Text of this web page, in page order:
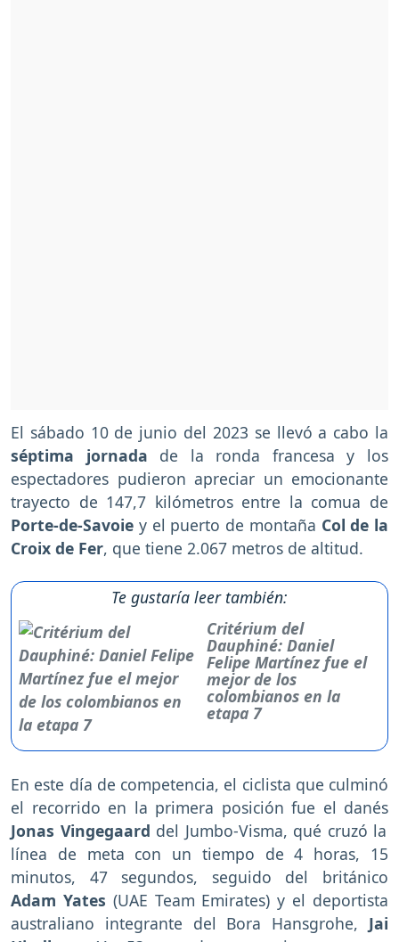
El sábado 10 de junio del 2023 se llevó a cabo la
séptima jornada de la ronda francesa y los
espectadores pudieron apreciar un emocionante
trayecto de 147,7 kilómetros entre la comua de
Porte-de-Savoie y el puerto de montaña Col de la
Croix de Fer, que tiene 2.067 metros de altitud.
Te gustaría leer también:
Critérium del
Dauphiné: Daniel
Felipe Martínez fue el
mejor de los
colombianos en la
etapa 7
En este día de competencia, el ciclista que culminó
el recorrido en la primera posición fue el danés
Jonas Vingegaard del Jumbo-Visma, qué cruzó la
línea de meta con un tiempo de 4 horas, 15
minutos, 47 segundos, seguido del británico
Adam Yates (UAE Team Emirates) y el deportista
australiano integrante del Bora Hansgrohe, Jai